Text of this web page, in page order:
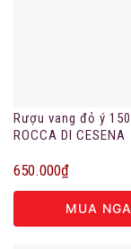
Rượu vang đỏ ý
ROCCA DI CESENA
650.000₫
MUA